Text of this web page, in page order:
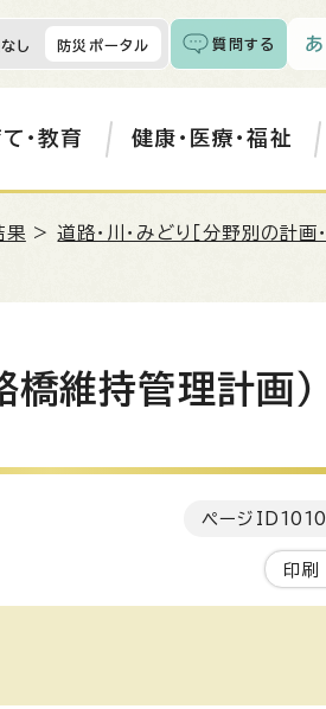
し 防災ポータル 質問する
・教育 健康・医療・福祉
果 >道路・川・みどり［分野別の計画
維持管理計画）
ページID
印刷